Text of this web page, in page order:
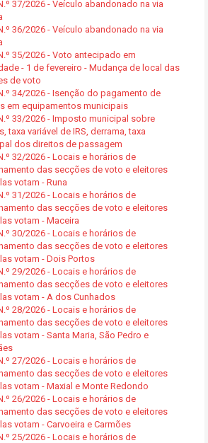
37/2026 - Veículo abandonado na via
36/2026 - Veículo abandonado na via
35/2026 - Voto antecipado em
- 1 de fevereiro - Mudança de local das
de voto
34/2026 - Isenção do pagamento de
em equipamentos municipais
33/2026 - Imposto municipal sobre
taxa variável de IRS, derrama, taxa
dos direitos de passagem
32/2026 - Locais e horários de
das secções de voto e eleitores
votam - Runa
31/2026 - Locais e horários de
das secções de voto e eleitores
votam - Maceira
30/2026 - Locais e horários de
das secções de voto e eleitores
votam - Dois Portos
29/2026 - Locais e horários de
das secções de voto e eleitores
votam - A dos Cunhados
28/2026 - Locais e horários de
das secções de voto e eleitores
votam - Santa Maria, São Pedro e
27/2026 - Locais e horários de
das secções de voto e eleitores
votam - Maxial e Monte Redondo
26/2026 - Locais e horários de
das secções de voto e eleitores
votam - Carvoeira e Carmões
25/2026 - Locais e horários de